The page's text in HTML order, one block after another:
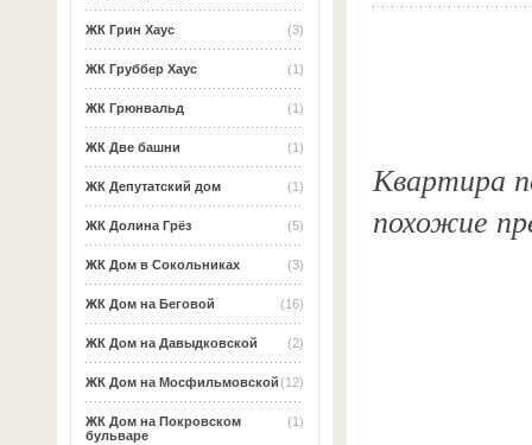
(3)
ЖК Грин Хаус
(1)
ЖК Груббер Хаус
(1)
ЖК Грюнвальд
(1)
ЖК Две башни
(1)
ЖК Депутатский дом
(5)
ЖК Долина Грёз
(3)
ЖК Дом в Сокольниках
(16)
ЖК Дом на Беговой
(2)
ЖК Дом на Давыдковской
(12)
ЖК Дом на Мосфильмовской
(1)
ЖК Дом на Покровском
бульваре
Квартира
похожие